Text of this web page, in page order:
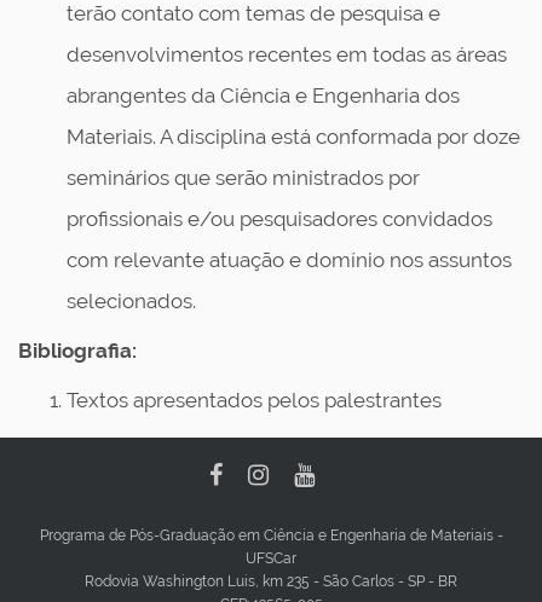
terão contato com temas de pesquisa e
desenvolvimentos recentes em todas as áreas
abrangentes da Ciência e Engenharia dos
Materiais. A disciplina está conformada por doze
seminários que serão ministrados por
profissionais e/ou pesquisadores convidados
com relevante atuação e domínio nos assuntos
selecionados.
Bibliografia:
Textos apresentados pelos palestrantes
Programa de Pós-Graduação em Ciência e Engenharia de Materiais -
UFSCar
Rodovia Washington Luis, km 235 - São Carlos - SP - BR